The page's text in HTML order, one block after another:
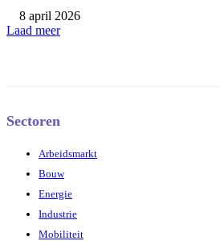
8 april 2026
Laad meer
Sectoren
Arbeidsmarkt
Bouw
Energie
Industrie
Mobiliteit